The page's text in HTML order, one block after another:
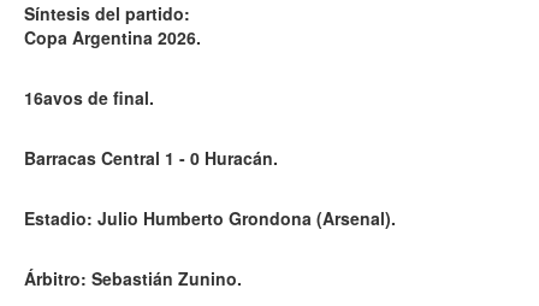
Síntesis del partido:
Copa Argentina 2026.
16avos de final.
Barracas Central 1 - 0 Huracán.
Estadio: Julio Humberto Grondona (Arsenal).
Árbitro: Sebastián Zunino.